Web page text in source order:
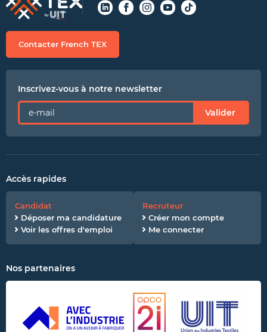
Contacter French TEX
Inscrivez-vous à notre newsletter
Valider
Accès rapides
Candidat
Déposer ma candidature
Voir les offres d'emploi
Recruteur
Créer mon compte
Me connecter
Nos partenaires